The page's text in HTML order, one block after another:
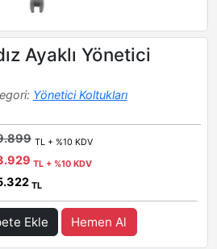
Ayaklı Yönetici
Yönetici Koltukları
TL + %10 KDV
TL + %10 KDV
TL
Ekle Hemen Al